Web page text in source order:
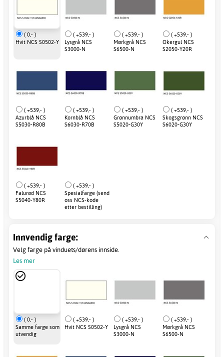
( 0,- )
Hvit NCS S0502-Y
( +539,- )
Lysgrå NCS
S3000-N
( +539,- )
Mørkgrå NCS
S6500-N
( +539,- )
Okergul NCS
S2050-Y20R
( +539,- )
Azurblå NCS
S5030-R80B
( +539,- )
Kornblå NCS
S6030-R70B
( +539,- )
Grønnumbra NCS
S5020-G30Y
( +539,- )
Skogsgrønn NCS
S6020-G30Y
( +539,- )
Falurød NCS
S5040-Y80R
( +539,- )
Spesialfarge (send
oss NCS-kode
etter bestilling)
Innvendig farge:
Velg farge på vinduets/dørens innside.
Les mer
( 0,- )
Samme farge som
utvendig
( +539,- )
Hvit NCS S0502-Y
( +539,- )
Lysgrå NCS
S3000-N
( +539,- )
Mørkgrå NCS
S6500-N